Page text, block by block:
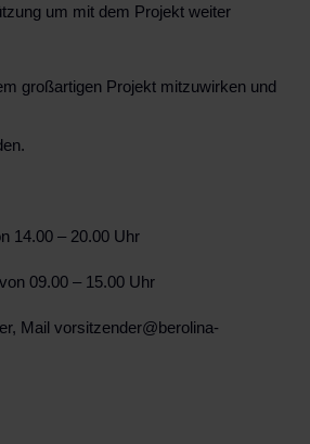
um mit dem Projekt weiter
großartigen Projekt mitzuwirken und
14.00 – 20.00 Uhr
09.00 – 15.00 Uhr
Mail vorsitzender@berolina-